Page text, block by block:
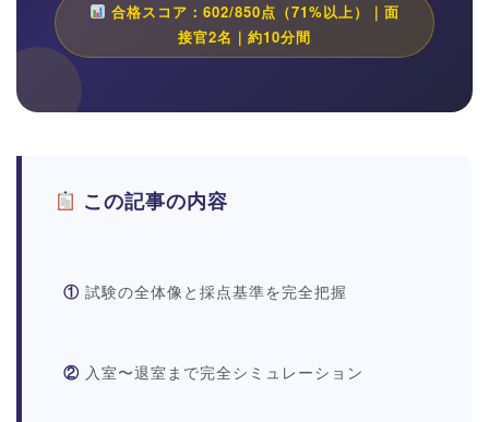
合格スコア：602/850点（71%以上）｜面
接官2名｜約10分間
この記事の内容
① 試験の全体像と採点基準を完全把握
② 入室〜退室まで完全シミュレーション